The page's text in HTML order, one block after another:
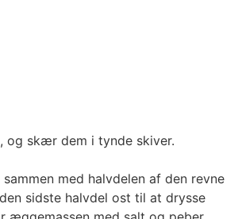
og skær dem i tynde skiver.
med halvdelen af den revne
sidste halvdel ost til at drysse